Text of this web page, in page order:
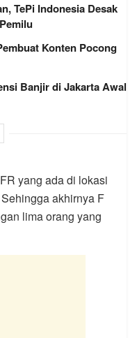
TePi Indonesia Desak
Konten Pocong
Banjir di Jakarta Awal
yang ada di lokasi
akhirnya F
lima orang yang